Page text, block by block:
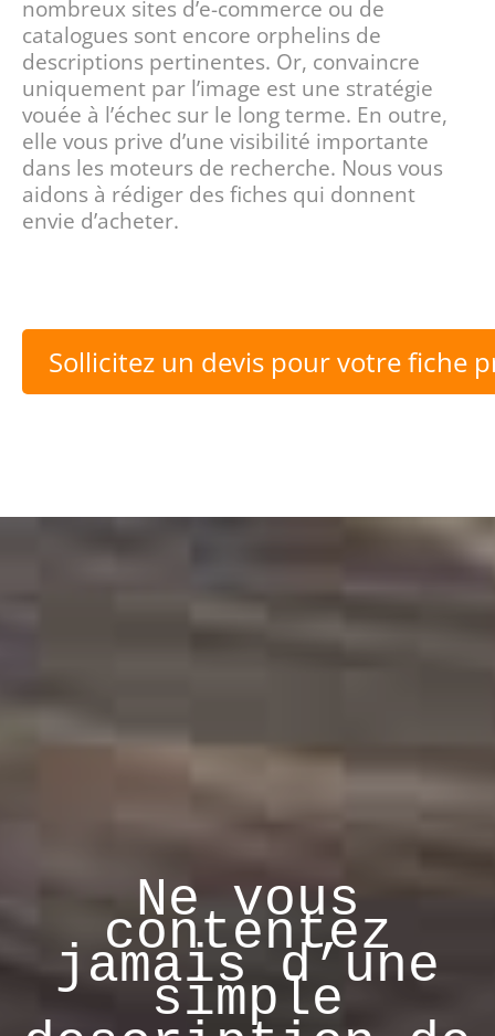
nombreux sites d’e-commerce ou de
catalogues sont encore orphelins de
descriptions pertinentes. Or, convaincre
uniquement par l’image est une stratégie
vouée à l’échec sur le long terme. En outre,
elle vous prive d’une visibilité importante
dans les moteurs de recherche. Nous vous
aidons à rédiger des fiches qui donnent
envie d’acheter.
Sollicitez un devis pour votre fiche
Ne vous
contentez
jamais d’une
simple